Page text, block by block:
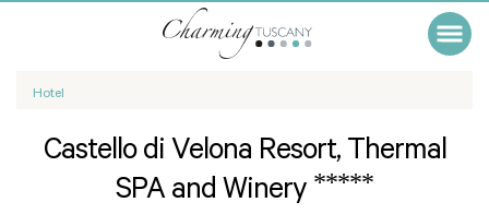
Hotel
Castello di Velona Resort, Thermal
SPA and Winery *****